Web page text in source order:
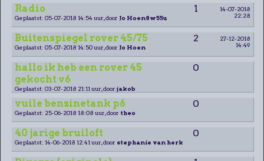
Radio 1
14-07-2018
22:28
Geplaatst: 05-07-2018 14:54 uur, door Jo Hoen8w55u
Buitenspiegel rover 45/75 2
27-12-2018
14:49
Geplaatst: 05-07-2018 14:50 uur, door Jo Hoen
hallo ik heb een rover 45
gekocht v6
0
Geplaatst: 03-07-2018 21:11 uur, door jakob
vuile benzinetank p6 0
Geplaatst: 25-06-2018 18:08 uur, door theo
40 jarige bruiloft 0
Geplaatst: 14-06-2018 12:41 uur, door stephanie van herk